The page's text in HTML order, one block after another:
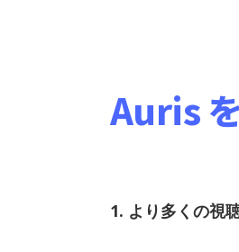
Auris
1. より多くの視